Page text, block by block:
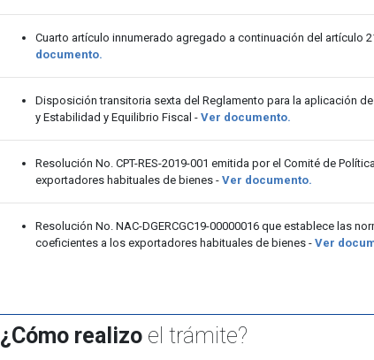
Cuarto artículo innumerado agregado a continuación del artículo
documento.
Disposición transitoria sexta del Reglamento para la aplicación
y Estabilidad y Equilibrio Fiscal - Ver documento.
Resolución No. CPT-RES-2019-001 emitida por el Comité de
exportadores habituales de bienes - Ver documento.
Resolución No. NAC-DGERCGC19-00000016 que establece las
coeficientes a los exportadores habituales de bienes - Ver
¿Cómo realizo el trámite?